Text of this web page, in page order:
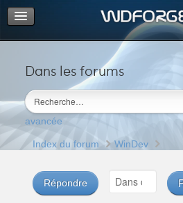
Dans les forums
avancée
Portail
Index du forum
M’enregistrer
Connexion
Index du forum WinDev
Répondre